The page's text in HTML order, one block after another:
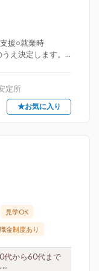
援○就業時
え決定します。...
定所
★お気に入り
見学OK
金制度あり
代から60代まで